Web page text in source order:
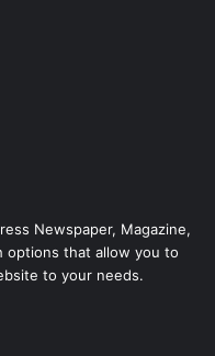
Newspaper, Magazine,
options that allow you to
to your needs.